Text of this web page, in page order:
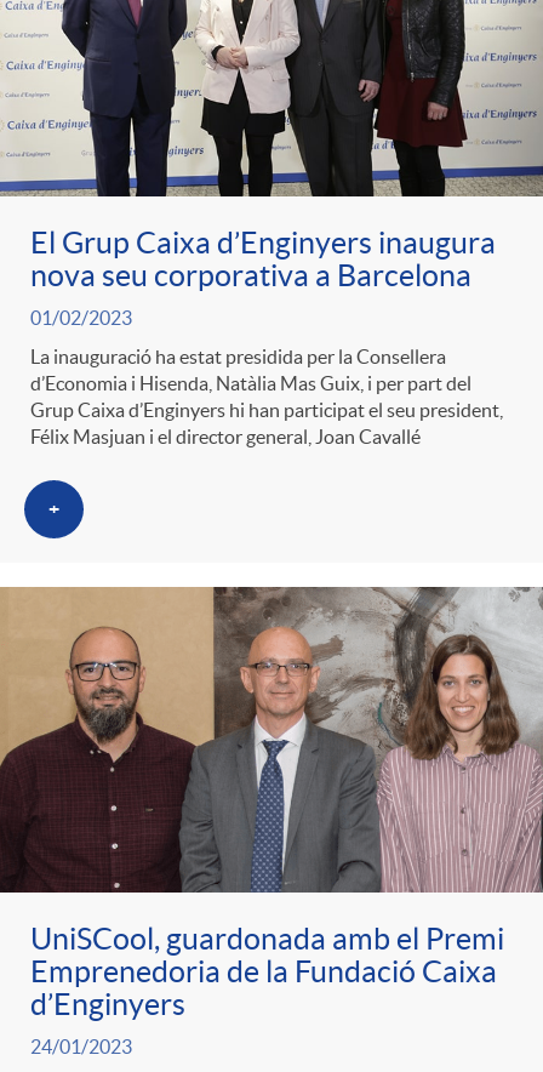
g
o
r
i
a
s
El Grup Caixa d’Enginyers inaugura
nova seu corporativa a Barcelona
01/02/2023
La inauguració ha estat presidida per la Consellera
d’Economia i Hisenda, Natàlia Mas Guix, i per part del
Grup Caixa d’Enginyers hi han participat el seu president,
Félix Masjuan i el director general, Joan Cavallé
+
UniSCool, guardonada amb el Premi
Emprenedoria de la Fundació Caixa
d’Enginyers
24/01/2023